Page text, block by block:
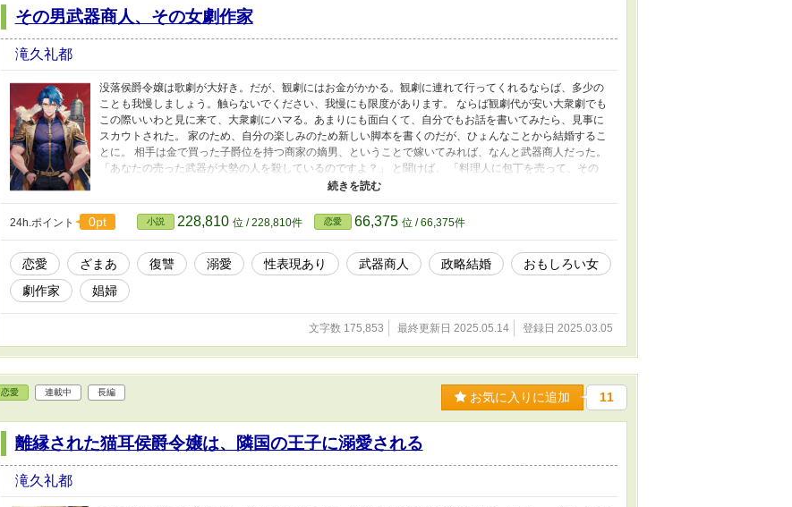
その男武器商人、その女劇作家
滝久礼都
没落侯爵令嬢は歌劇が大好き。だが、観劇にはお金がかかる。観劇に連れて行ってくれるならば、多少の
ことも我慢しましょう。触らないでください、我慢にも限度があります。 ならば観劇代が安い大衆劇でも
この際いいわと見に来て、大衆劇にハマる。あまりにも面白くて、自分でもお話を書いてみたら、見事に
スカウトされた。 家のため、自分の楽しみのため新しい脚本を書くのだが、ひょんなことから結婚するこ
とに。 相手は金で買った子爵位を持つ商家の嫡男、ということで嫁いてみれば、なんと武器商人だった。
「あなたの売った武器が大勢の人を殺しているのですよ？」 と聞けば、 「料理人に包丁を売って、その
料理人がどんな料理を作ろうと、それは包丁を売った者の手柄にはならない」 と返された。……なるほ
ど、そうゆう理論か。
24h.ポイント
0pt 小説 228,810 位 / 228,810件 恋愛 66,375 位 / 66,375件
恋愛 ざまあ 復讐 溺愛 性表現あり 武器商人 政略結婚
おもしろい女
劇作家
娼婦
文字数 175,853 最終更新日 2025.05.14 登録日 2025.03.05
恋愛 連載中 長編 お気に入りに追加 11
離縁された猫耳侯爵令嬢は、隣国の王子に溺愛される
滝久礼都